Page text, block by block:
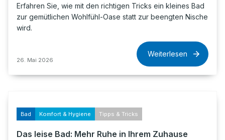
Erfahren Sie, wie mit den richtigen Tricks ein kleines Bad
zur gemütlichen Wohlfühl-Oase statt zur beengten Nische
wird.
26. Mai 2026
Weiterlesen
Bad Komfort & Hygiene Tipps & Tricks
Das leise Bad: Mehr Ruhe in Ihrem Zuhause